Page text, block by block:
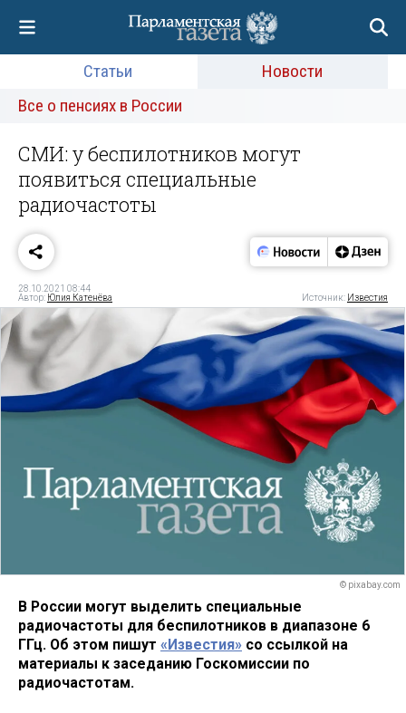
Статьи
Новости
Все о пенсиях в России
СМИ: у беспилотников могут
появиться специальные
радиочастоты
28.10.2021 08:44
Автор: Юлия Катенёва Источник: Известия
© pixabay.com
В России могут выделить специальные
радиочастоты для беспилотников в диапазоне 6
ГГц. Об этом пишут «Известия» со ссылкой на
материалы к заседанию Госкомиссии по
радиочастотам.